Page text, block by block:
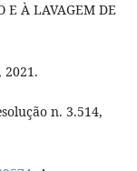
E À LAVAGEM DE
2021.
n. 3.514,